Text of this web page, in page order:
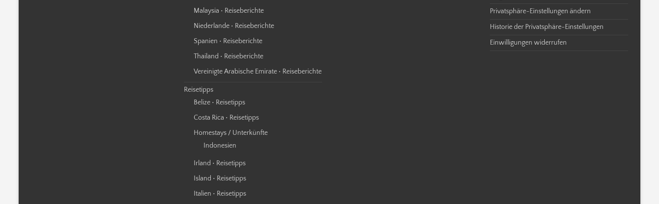
Malaysia • Reiseberichte
Niederlande • Reiseberichte
Spanien • Reiseberichte
Thailand • Reiseberichte
Vereinigte Arabische Emirate • Reiseberichte
Reisetipps
Belize • Reisetipps
Costa Rica • Reisetipps
Homestays / Unterkünfte
Indonesien
Irland • Reisetipps
Island • Reisetipps
Italien • Reisetipps
Privatsphäre-Einstellungen ändern
Historie der Privatsphäre-Einstellungen
Einwilligungen widerrufen